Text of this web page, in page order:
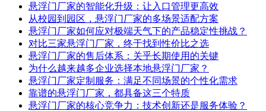
悬浮门厂家的智能化升级：让入口管理更高效
从校园到园区，悬浮门厂家的多场景适配方案
悬浮门厂家如何应对极端天气下的产品稳定性挑战？
对比三家悬浮门厂家，终于找到性价比之选
悬浮门厂家的售后体系：关乎长期使用的关键
为什么越来越多企业选择本地悬浮门厂家？
悬浮门厂家定制服务：满足不同场景的个性化需求
靠谱的悬浮门厂家，都具备这三个特质
悬浮门厂家的核心竞争力：技术创新还是服务体验？